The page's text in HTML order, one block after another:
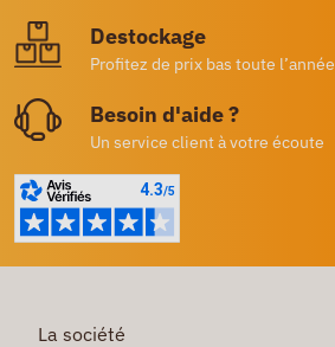
Destockage
Profitez de prix bas toute l’année
Besoin d'aide ?
Un service client à votre écoute
La société